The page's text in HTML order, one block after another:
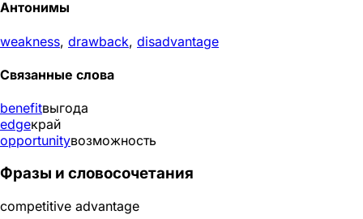
Антонимы
weakness, drawback, disadvantage
Связанные слова
benefitвыгода
edgeкрай
opportunityвозможность
Фразы и словосочетания
competitive advantage